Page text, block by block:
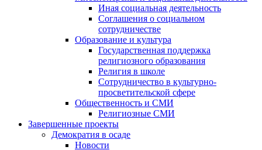
Иная социальная деятельность
Соглашения о социальном
сотрудничестве
Образование и культура
Государственная поддержка
религиозного образования
Религия в школе
Сотрудничество в культурно-
просветительской сфере
Общественность и СМИ
Религиозные СМИ
Завершенные проекты
Демократия в осаде
Новости